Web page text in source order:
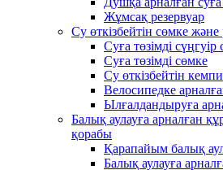
Жұмсақ резервуар
Су өткізбейтін сөмке
Суға төзімді сүңгуір
Суға төзімді сөмке
Су өткізбейтін
Велосипедке
Ылғалдандыруға
Балық аулауға арналған
қорабы
Қарапайым балық
Балық аулауға